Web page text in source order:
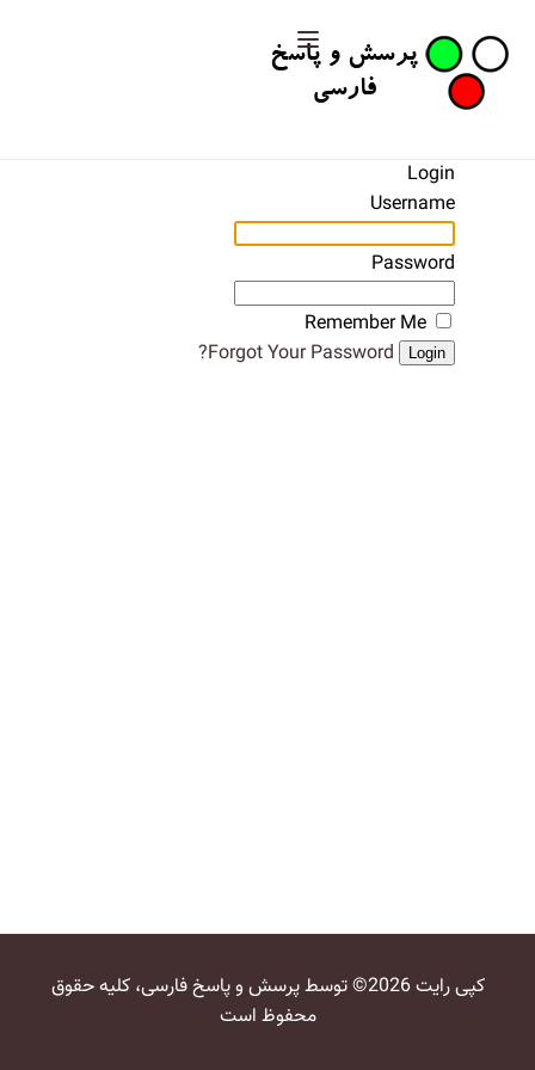
Login
Username
Password
Remember Me
Login
Forgot Your Password?
کپی رایت 2026© توسط پرسش و پاسخ فارسی، کلیه حقوق
محفوظ است